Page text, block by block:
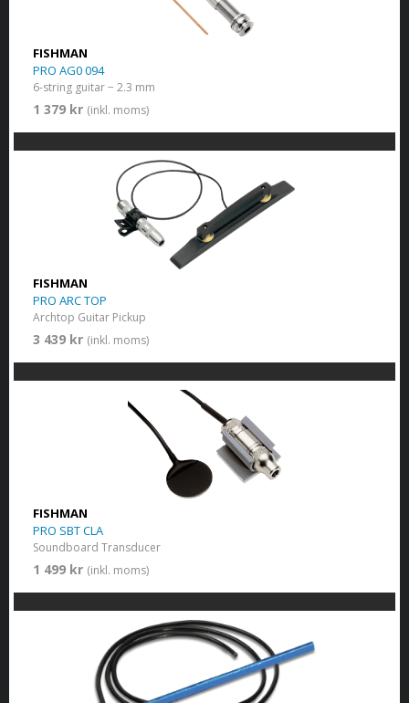
FISHMAN
PRO AG0 094
6-string guitar − 2.3 mm
1 379 kr (inkl. moms)
FISHMAN
PRO ARC TOP
Archtop Guitar Pickup
3 439 kr (inkl. moms)
FISHMAN
PRO SBT CLA
Soundboard Transducer
1 499 kr (inkl. moms)